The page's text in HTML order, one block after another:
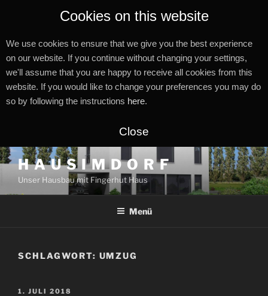
Cookies on this website
We use cookies to ensure that we give you the best experience
on our website. If you continue without changing your settings,
we'll assume that you are happy to receive all cookies from this
website. If you would like to change your preferences you may do
so by following the instructions here.
Close
Zum
Inhalt
springen
H A U S I M D O R F
Unser Hausbau mit Fingerhut Haus
Menü
SCHLAGWORT: UMZUG
VERÖFFENTLICHT
1. JULI 2018